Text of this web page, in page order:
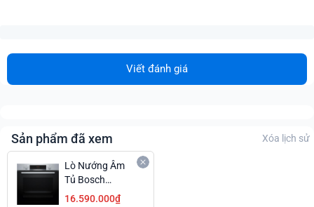
Viết đánh giá
Sản phẩm đã xem Xóa lịch sử
Lò Nướng Âm
Tủ Bosch
HQA514ES3
16.590.000₫